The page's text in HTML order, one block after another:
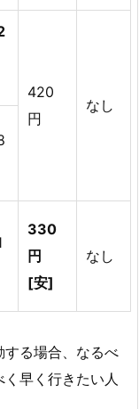
420
円
なし
330
円
[安]
なし
する場合、なるべ
早く行きたい人